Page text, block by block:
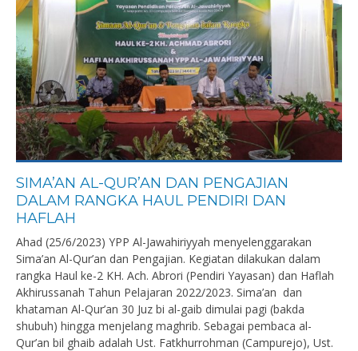
SIMA’AN AL-QUR’AN DAN PENGAJIAN
DALAM RANGKA HAUL PENDIRI DAN
HAFLAH
Ahad (25/6/2023) YPP Al-Jawahiriyyah menyelenggarakan
Sima’an Al-Qur’an dan Pengajian. Kegiatan dilakukan dalam
rangka Haul ke-2 KH. Ach. Abrori (Pendiri Yayasan) dan Haflah
Akhirussanah Tahun Pelajaran 2022/2023. Sima’an dan
khataman Al-Qur’an 30 Juz bi al-gaib dimulai pagi (bakda
shubuh) hingga menjelang maghrib. Sebagai pembaca al-
Qur’an bil ghaib adalah Ust. Fatkhurrohman (Campurejo), Ust.